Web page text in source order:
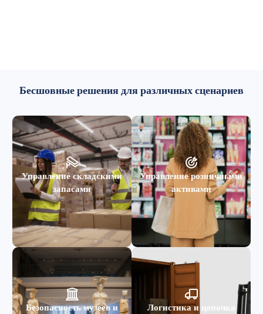
Бесшовные решения для различных сценариев
Управление складскими
запасами
Управление розничными
активами
Безопасность музеев и
Логистика и цепочка